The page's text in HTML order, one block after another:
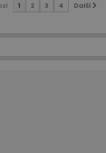
1 2 3 4 Další